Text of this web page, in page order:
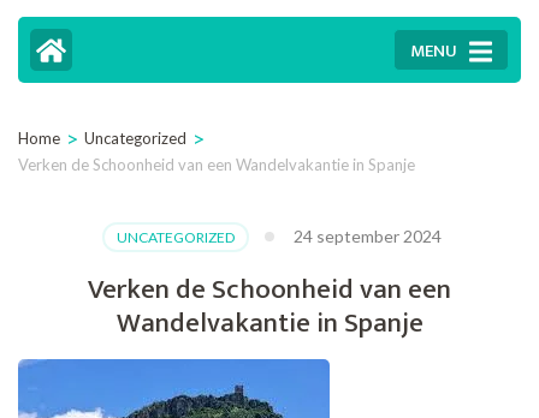
MENU
Home > Uncategorized >
Verken de Schoonheid van een Wandelvakantie in Spanje
UNCATEGORIZED 24 september 2024
Verken de Schoonheid van een
Wandelvakantie in Spanje